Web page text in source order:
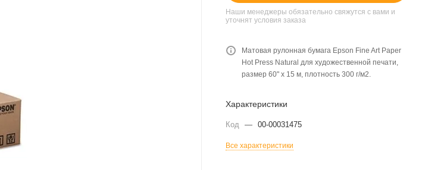
Наши менеджеры обязательно свяжутся с вами и
уточнят условия заказа
Матовая рулонная бумага Epson Fine Art Paper
Hot Press Natural для художественной печати,
размер 60" х 15 м, плотность 300 г/м2.
Характеристики
Код — 00-00031475
Все характеристики